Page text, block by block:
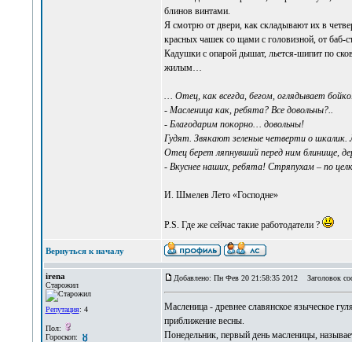
блинов винтами.
Я смотрю от двери, как складывают их в
красных чашек со щами с головизной, от
Кадушки с опарой дышат, льется-шипит по
жилым…
… Отец, как всегда, бегом, оглядывает
- Масленица как, ребята? Все довольны?..
- Благодарим покорно… довольны!
Гудят. Звякают зеленые четверти о
Отец берет ляпнувший перед ним блинище,
- Вкуснее наших, ребята! Стряпухам – по
И. Шмелев Лето «Господне»
P.S. Где же сейчас такие работодатели ?
Вернуться к началу
irena
Старожил
Репутация: 4
Пол:
Гороскоп:
Добавлено: Пн Фев 20 21:58:35 2012 Заголовок
Масленица - древнее славянское языческое
приближение весны.
Понедельник, первый день масленицы,